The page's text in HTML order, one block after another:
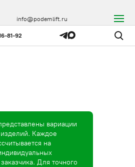
81-92
info@podemlift.ru
вариации
Каждое
на
Для точного